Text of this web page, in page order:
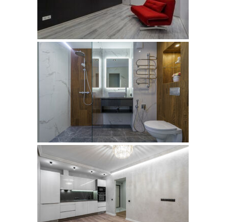
MUSTAMÄE TEE
VÕRU, LASNAMÄE